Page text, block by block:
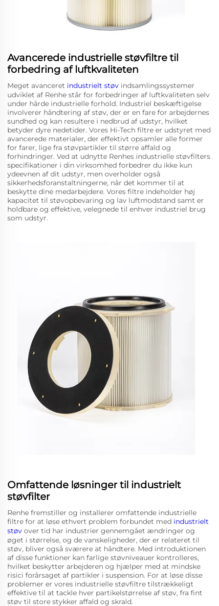
Avancerede industrielle støvfiltre til
forbedring af luftkvaliteten
Meget avanceret industrielt støv indsamlingssystemer
udviklet af Renhe står for forbedringer af luftkvaliteten selv
under hårde industrielle forhold. Industriel beskæftigelse
involverer håndtering af støv, der er en fare for arbejdernes
sundhed og kan resultere i nedbrud af udstyr, hvilket
betyder dyre nedetider. Vores Hi-Tech filtre er udstyret med
avancerede materialer, der effektivt opsamler alle former
for farer, lige fra støvpartikler til større affald og
forhindringer. Ved at udnytte Renhes industrielle støvfilters
specifikationer i din virksomhed forbedrer du ikke kun
ydeevnen af dit udstyr, men overholder også
sikkerhedsforanstaltningerne, når det kommer til at
beskytte dine medarbejdere. Vores filtre indeholder høj
kapacitet til støvopbevaring og lav luftmodstand samt er
holdbare og effektive, velegnede til enhver industriel brug
som udstyr.
Omfattende løsninger til industrielt
støvfilter
Renhe fremstiller og installerer omfattende industrielle
filtre for at løse ethvert problem forbundet med industrielt
støv over tid har industrier gennemgået ændringer og
øget i størrelse, og de vanskeligheder, der er relateret til
støv, bliver også sværere at håndtere. Med introduktionen
af disse funktioner kan farlige støvniveauer kontrolleres,
hvilket beskytter arbejderen og hjælper med at mindske
risici forårsaget af partikler i suspension. For at løse disse
problemer er vores industrielle støvfiltre tilstrækkeligt
effektive til at tackle hver partikelstørrelse af støv, fra fint
støv til store stykker affald og skrald.